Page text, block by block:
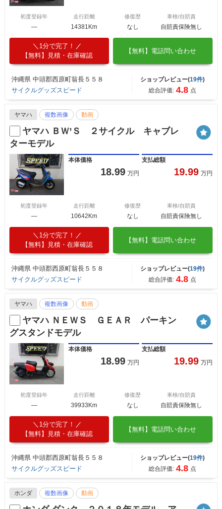
初度登録年
―
走行距離
14381Km
修復歴
なし
車検/自賠責
自賠責保険無し
1分で完了！
【無料】見積・在庫確認
【無料】電話問い合わせ
沖縄県 中頭郡西原町翁長５５８
サイクルグッズスピード
ショップレビュー(19件)
総合評価: 4.8 点
ヤマハ 複数画像 動画
ヤマハ ＢＷ’Ｓ ２サイクル キャブレ
ターモデル
本体価格
18.99 万円
支払総額
19.99 万円
初度登録年
―
走行距離
10642Km
修復歴
なし
車検/自賠責
自賠責保険無し
1分で完了！
【無料】見積・在庫確認
【無料】電話問い合わせ
沖縄県 中頭郡西原町翁長５５８
サイクルグッズスピード
ショップレビュー(19件)
総合評価: 4.8 点
ヤマハ 複数画像 動画
ヤマハ ＮＥＷＳ ＧＥＡＲ パーキン
グスタンドモデル
本体価格
18.99 万円
支払総額
19.99 万円
初度登録年
―
走行距離
39933Km
修復歴
なし
車検/自賠責
自賠責保険無し
1分で完了！
【無料】見積・在庫確認
【無料】電話問い合わせ
沖縄県 中頭郡西原町翁長５５８
サイクルグッズスピード
ショップレビュー(19件)
総合評価: 4.8 点
ホンダ 複数画像 動画